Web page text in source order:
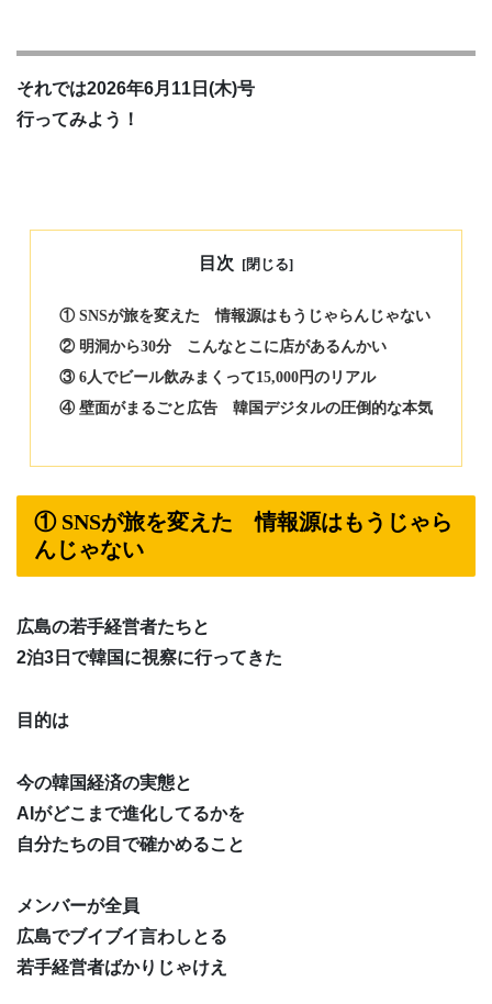
それでは2026年6月11日(木)号
行ってみよう！
目次
① SNSが旅を変えた 情報源はもうじゃらんじゃない
② 明洞から30分 こんなとこに店があるんかい
③ 6人でビール飲みまくって15,000円のリアル
④ 壁面がまるごと広告 韓国デジタルの圧倒的な本気
① SNSが旅を変えた 情報源はもうじゃら
んじゃない
広島の若手経営者たちと
2泊3日で韓国に視察に行ってきた
目的は
今の韓国経済の実態と
AIがどこまで進化してるかを
自分たちの目で確かめること
メンバーが全員
広島でブイブイ言わしとる
若手経営者ばかりじゃけえ